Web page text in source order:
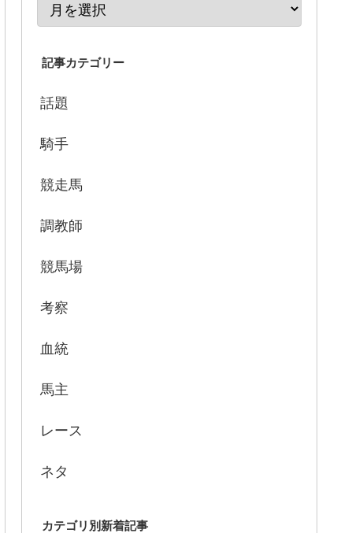
記事カテゴリー
話題
騎手
競走馬
調教師
競馬場
考察
血統
馬主
レース
ネタ
カテゴリ別新着記事